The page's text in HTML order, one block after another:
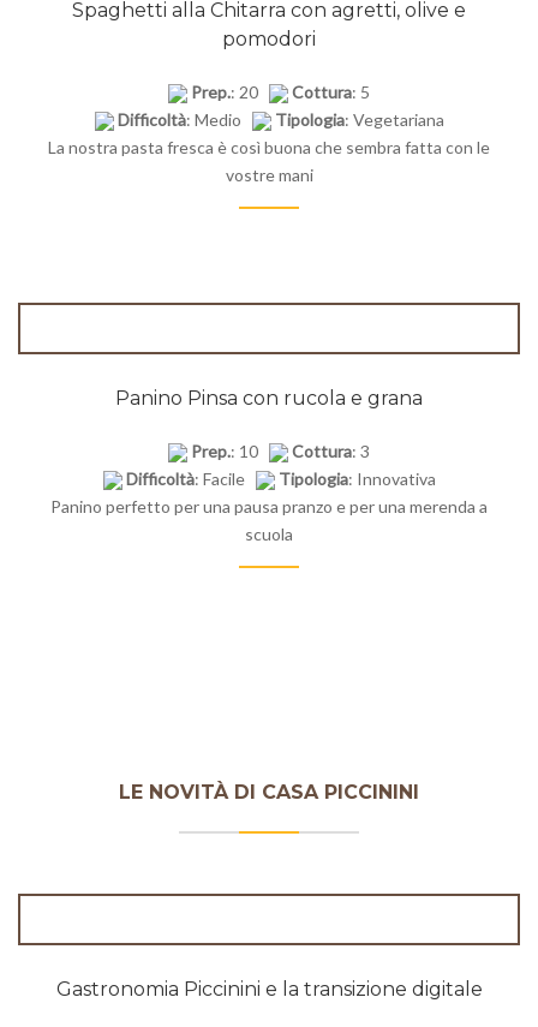
Spaghetti alla Chitarra con agretti, olive e
pomodori
Prep.: 20 Cottura: 5
Difficoltà: Medio Tipologia: Vegetariana
La nostra pasta fresca è così buona che sembra fatta con le
vostre mani
Panino Pinsa con rucola e grana
Prep.: 10 Cottura: 3
Difficoltà: Facile Tipologia: Innovativa
Panino perfetto per una pausa pranzo e per una merenda a
scuola
LE NOVITÀ DI CASA PICCININI
Gastronomia Piccinini e la transizione digitale